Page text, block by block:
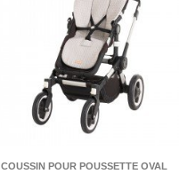
COUSSIN POUR POUSSETTE OVAL